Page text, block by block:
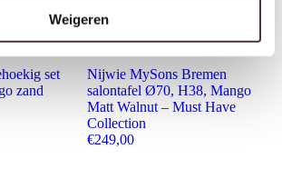
Weigeren
set
zand
Nijwie MySons Bremen
salontafel Ø70, H38, Mango
Matt Walnut – Must Have
Collection
€249,00